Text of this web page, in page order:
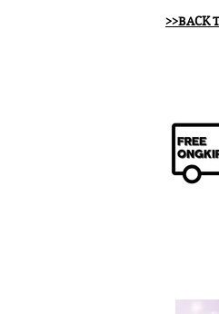
>>BACK